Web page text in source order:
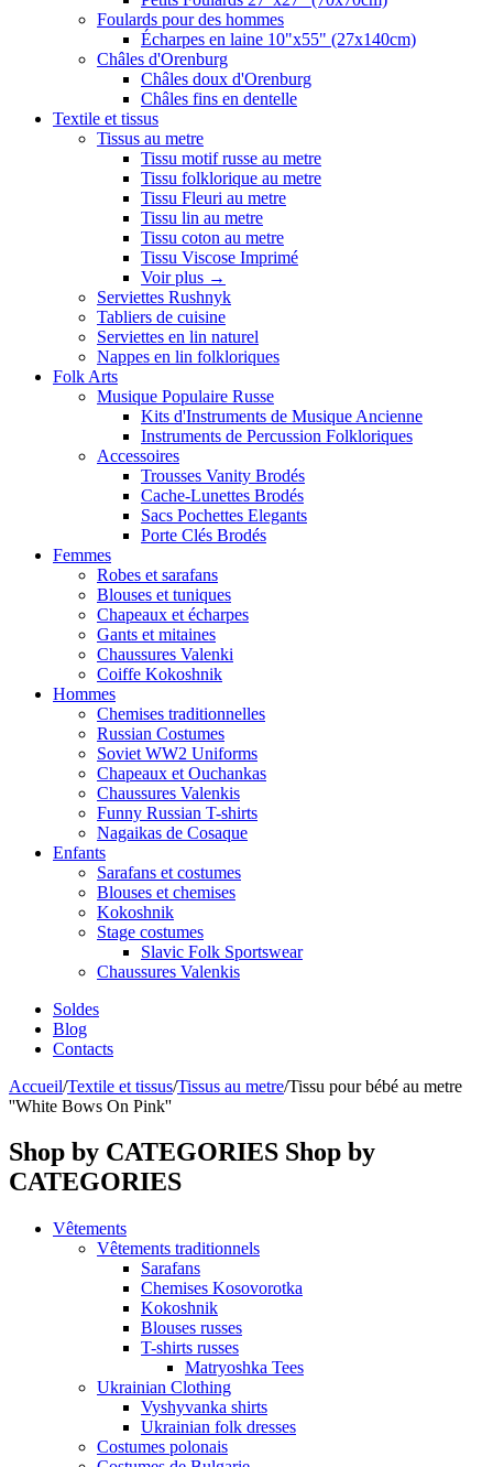
Foulards pour des hommes
Écharpes en laine 10"x55" (27x140cm)
Châles d'Orenburg
Châles doux d'Orenburg
Châles fins en dentelle
Textile et tissus
Tissus au metre
Tissu motif russe au metre
Tissu folklorique au metre
Tissu Fleuri au metre
Tissu lin au metre
Tissu coton au metre
Tissu Viscose Imprimé
Voir plus →
Serviettes Rushnyk
Tabliers de cuisine
Serviettes en lin naturel
Nappes en lin folkloriques
Folk Arts
Musique Populaire Russe
Kits d'Instruments de Musique Ancienne
Instruments de Percussion Folkloriques
Accessoires
Trousses Vanity Brodés
Cache-Lunettes Brodés
Sacs Pochettes Elegants
Porte Clés Brodés
Femmes
Robes et sarafans
Blouses et tuniques
Chapeaux et écharpes
Gants et mitaines
Chaussures Valenki
Coiffe Kokoshnik
Hommes
Chemises traditionnelles
Russian Costumes
Soviet WW2 Uniforms
Chapeaux et Ouchankas
Chaussures Valenkis
Funny Russian T-shirts
Nagaikas de Cosaque
Enfants
Sarafans et costumes
Blouses et chemises
Kokoshnik
Stage costumes
Slavic Folk Sportswear
Chaussures Valenkis
Soldes
Blog
Contacts
Accueil/Textile et tissus/Tissus au metre/Tissu pour bébé au metre
''White Bows On Pink''
Shop by CATEGORIES Shop by
CATEGORIES
Vêtements
Vêtements traditionnels
Sarafans
Chemises Kosovorotka
Kokoshnik
Blouses russes
T-shirts russes
Matryoshka Tees
Ukrainian Clothing
Vyshyvanka shirts
Ukrainian folk dresses
Costumes polonais